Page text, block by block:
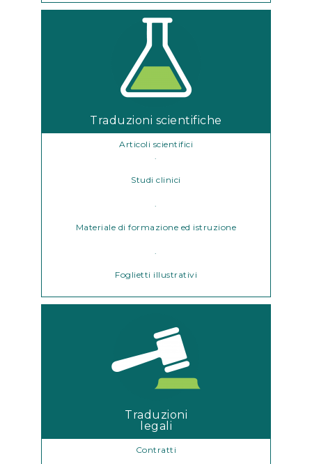
Traduzioni scientifiche
Articoli scientifici
Studi clinici
Materiale di formazione ed istruzione
Foglietti illustrativi
Traduzioni
legali
Contratti